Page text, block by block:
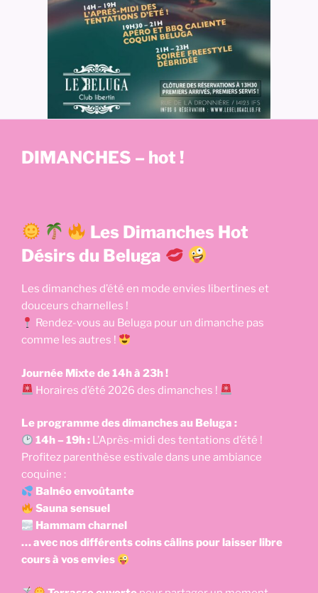
DIMANCHES – hot !
Les Dimanches Hot
Désirs du Beluga
Les dimanches d’été en mode envies libertines et
douceurs charnelles !
Rendez-vous au Beluga pour un dimanche pas
comme les autres !
Journée Mixte de 14h à 23h !
Horaires d’été 2026 des dimanches !
Le programme des dimanches au Beluga :
14h – 19h : L’Après-midi des tentations d’été !
Profitez parenthèse estivale dans une ambiance
coquine :
Balnéo envoûtante
Sauna sensuel
Hammam charnel
… avec nos différents coins câlins pour laisser libre
cours à vos envies